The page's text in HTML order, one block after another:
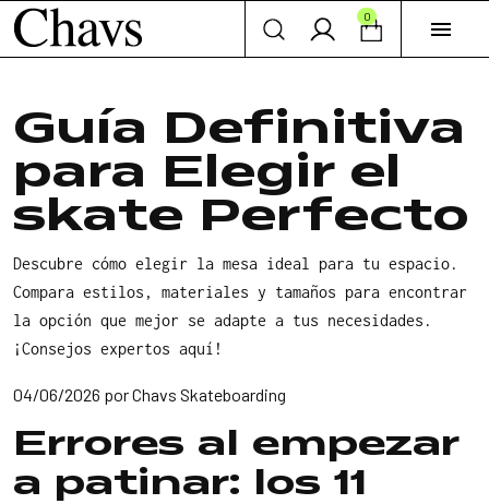
menu
0
Guía Definitiva
para Elegir el
skate Perfecto
Descubre cómo elegir la mesa ideal para tu espacio.
Compara estilos, materiales y tamaños para encontrar
la opción que mejor se adapte a tus necesidades.
¡Consejos expertos aquí!
Errores al empezar
a patinar: los 11
04/06/2026 porChavs Skateboarding